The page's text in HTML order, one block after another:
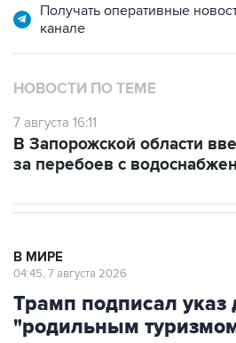
Получать оперативные
канале
НОВОСТИ ПО ТЕМЕ
7 августа 16:11
В Запорожской области
за перебоев с
В МИРЕ
04:45, 7 августа 2026
Трамп подписал указ
"родильным